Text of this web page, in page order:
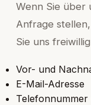
Wenn Sie über
Anfrage
Sie uns
Vor- und
E-Mail-Adresse